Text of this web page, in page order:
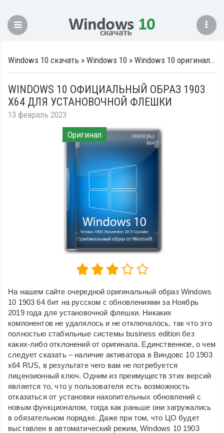
Windows 10 скачать » Windows 10 » Windows 10 оригинальные образы
WINDOWS 10 ОФИЦИАЛЬНЫЙ ОБРАЗ 1903
X64 ДЛЯ УСТАНОВОЧНОЙ ФЛЕШКИ
13 февраль 2023
Оригинал
На нашем сайте очередной оригинальный образ Windows
10 1903 64 бит на русском с обновлениями за Ноябрь
2019 года для установочной флешки. Никаких
компонентов не удалялось и не отключалось, так что это
полностью стабильные системы business edition без
каких-либо отклонений от оригинала. Единственное, о чем
следует сказать – наличие активатора в Виндовс 10 1903
x64 RUS, в результате чего вам не потребуется
лицензионный ключ. Одним из преимуществ этих версий
является то, что у пользователя есть возможность
отказаться от установки накопительных обновлений с
новым функционалом, тогда как раньше они загружались
в обязательном порядке. Даже при том, что ЦО будет
выставлен в автоматический режим, Windows 10 1903